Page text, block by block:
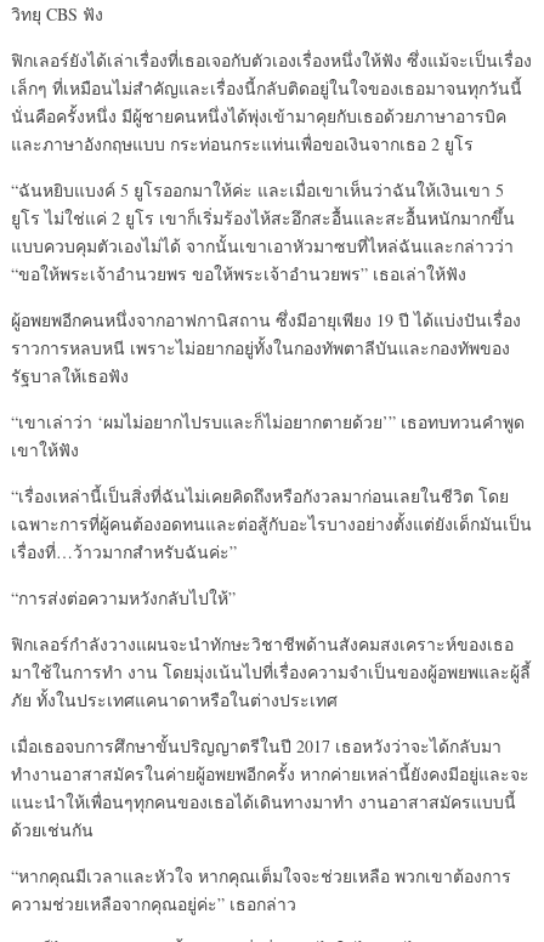
วิทยุ CBS ฟัง
ฟิกเลอร์ยังได้เล่าเรื่องที่เธอเจอกับตัวเองเรื่องหนึ่งให้ฟัง ซึ่งแม้จะเป็นเรื่อง
เล็กๆ ที่เหมือนไม่สำคัญและเรื่องนี้กลับติดอยู่ในใจของเธอมาจนทุกวันนี้
นั่นคือครั้งหนึ่ง มีผู้ชายคนหนึ่งได้พุ่งเข้ามาคุยกับเธอด้วยภาษาอารบิค
และภาษาอังกฤษแบบ กระท่อนกระแท่นเพื่อขอเงินจากเธอ 2 ยูโร
“ฉันหยิบแบงค์ 5 ยูโรออกมาให้ค่ะ และเมื่อเขาเห็นว่าฉันให้เงินเขา 5
ยูโร ไม่ใช่แค่ 2 ยูโร เขาก็เริ่มร้องไห้สะอึกสะอื้นและสะอื้นหนักมากขึ้น
แบบควบคุมตัวเองไม่ได้ จากนั้นเขาเอาหัวมาซบที่ไหล่ฉันและกล่าวว่า
“ขอให้พระเจ้าอำนวยพร ขอให้พระเจ้าอำนวยพร” เธอเล่าให้ฟัง
ผู้อพยพอีกคนหนึ่งจากอาฟกานิสถาน ซึ่งมีอายุเพียง 19 ปี ได้แบ่งปันเรื่อง
ราวการหลบหนี เพราะไม่อยากอยู่ทั้งในกองทัพตาลีบันและกองทัพของ
รัฐบาลให้เธอฟัง
“เขาเล่าว่า ‘ผมไม่อยากไปรบและก็ไม่อยากตายด้วย’” เธอทบทวนคำพูด
เขาให้ฟัง
“เรื่องเหล่านี้เป็นสิ่งที่ฉันไม่เคยคิดถึงหรือกังวลมาก่อนเลยในชีวิต โดย
เฉพาะการที่ผู้คนต้องอดทนและต่อสู้กับอะไรบางอย่างตั้งแต่ยังเด็กมันเป็น
เรื่องที่…ว้าวมากสำหรับฉันค่ะ”
“การส่งต่อความหวังกลับไปให้”
ฟิกเลอร์กำลังวางแผนจะนำทักษะวิชาชีพด้านสังคมสงเคราะห์ของเธอ
มาใช้ในการทำ งาน โดยมุ่งเน้นไปที่เรื่องความจำเป็นของผู้อพยพและผู้ลี้
ภัย ทั้งในประเทศแคนาดาหรือในต่างประเทศ
เมื่อเธอจบการศึกษาขั้นปริญญาตรีในปี 2017 เธอหวังว่าจะได้กลับมา
ทำงานอาสาสมัครในค่ายผู้อพยพอีกครั้ง หากค่ายเหล่านี้ยังคงมีอยู่และจะ
แนะนำให้เพื่อนๆทุกคนของเธอได้เดินทางมาทำ งานอาสาสมัครแบบนี้
ด้วยเช่นกัน
“หากคุณมีเวลาและหัวใจ หากคุณเต็มใจจะช่วยเหลือ พวกเขาต้องการ
ความช่วยเหลือจากคุณอยู่ค่ะ” เธอกล่าว